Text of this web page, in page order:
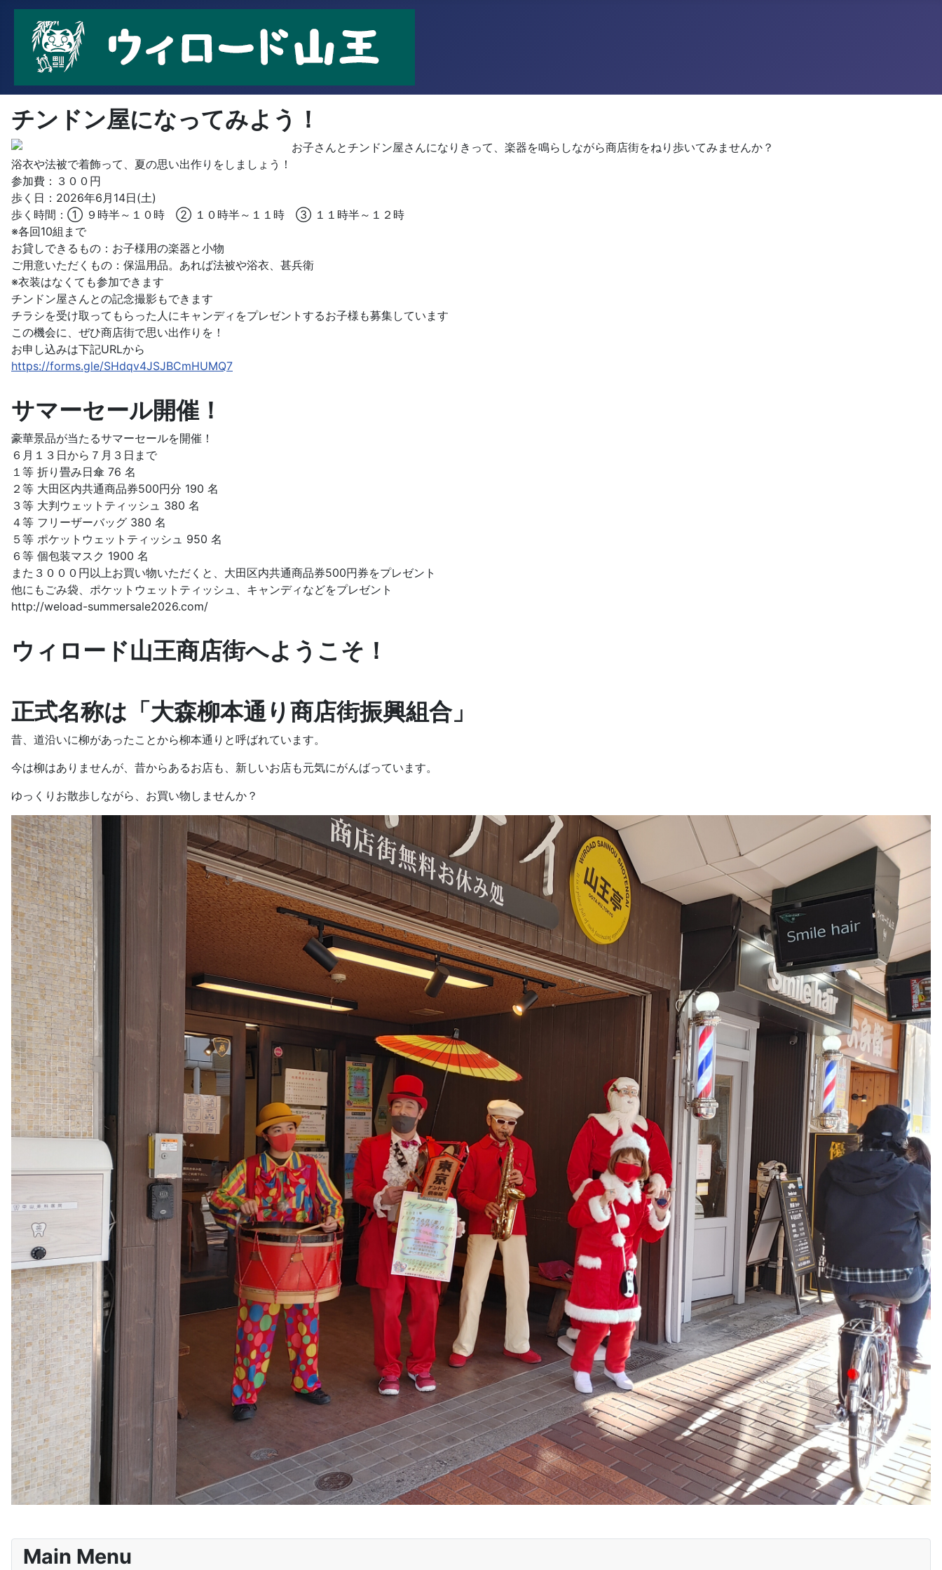
チンドン屋になってみよう！
お子さんとチンドン屋さんになりきって、楽器を鳴らしながら商店街をねり歩いてみませんか？
浴衣や法被で着飾って、夏の思い出作りをしましょう！
参加費：３００円
歩く日：2026年6月14日(土)
歩く時間：① ９時半～１０時 ② １０時半～１１時 ③ １１時半～１２時
※各回10組まで
お貸しできるもの：お子様用の楽器と小物
ご用意いただくもの：保温用品。あれば法被や浴衣、甚兵衛
※衣装はなくても参加できます
チンドン屋さんとの記念撮影もできます
チラシを受け取ってもらった人にキャンディをプレゼントするお子様も募集しています
この機会に、ぜひ商店街で思い出作りを！
お申し込みは下記URLから
https://forms.gle/SHdqv4JSJBCmHUMQ7
サマーセール開催！
豪華景品が当たるサマーセールを開催！
６月１３日から７月３日まで
１等 折り畳み日傘 76 名
２等 大田区内共通商品券500円分 190 名
３等 大判ウェットティッシュ 380 名
４等 フリーザーバッグ 380 名
５等 ポケットウェットティッシュ 950 名
６等 個包装マスク 1900 名
また３０００円以上お買い物いただくと、大田区内共通商品券500円券をプレゼント
他にもごみ袋、ポケットウェットティッシュ、キャンディなどをプレゼント
http://weload-summersale2026.com/
ウィロード山王商店街へようこそ！
正式名称は「大森柳本通り商店街振興組合」
昔、道沿いに柳があったことから柳本通りと呼ばれています。
今は柳はありませんが、昔からあるお店も、新しいお店も元気にがんばっています。
ゆっくりお散歩しながら、お買い物しませんか？
Main Menu